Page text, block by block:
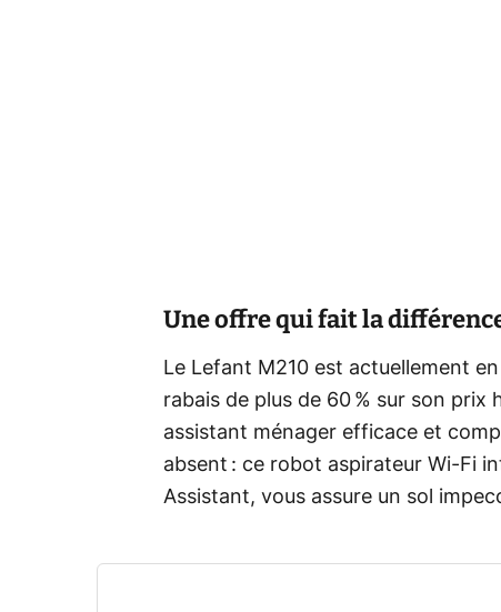
Une offre qui fait la
Le Lefant M210 est actuellement
rabais de plus de 60 % sur son prix
assistant ménager efficace et
absent : ce robot aspirateur Wi‑Fi
Assistant, vous assure un sol